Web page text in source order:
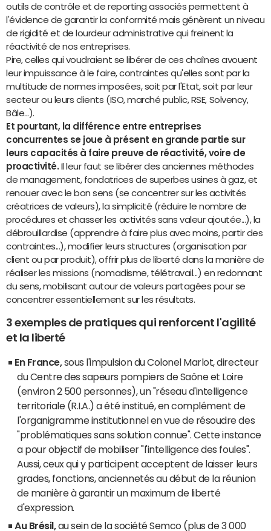
outils de contrôle et de reporting associés permettent à
l'évidence de garantir la conformité mais génèrent un niveau
de rigidité et de lourdeur administrative qui freinent la
réactivité de nos entreprises.
Pire, celles qui voudraient se libérer de ces chaînes avouent
leur impuissance à le faire, contraintes qu'elles sont par la
multitude de normes imposées, soit par l'Etat, soit par leur
secteur ou leurs clients (ISO, marché public, RSE, Solvency,
Bâle...).
Et pourtant, la différence entre entreprises
concurrentes se joue à présent en grande partie sur
leurs capacités à faire preuve de réactivité, voire de
proactivité. Il leur faut se libérer des anciennes méthodes
de management, fondatrices de superbes usines à gaz, et
renouer avec le bon sens (se concentrer sur les activités
créatrices de valeurs), la simplicité (réduire le nombre de
procédures et chasser les activités sans valeur ajoutée...), la
débrouillardise (apprendre à faire plus avec moins, partir des
contraintes...), modifier leurs structures (organisation par
client ou par produit), offrir plus de liberté dans la manière de
réaliser les missions (nomadisme, télétravail...) en redonnant
du sens, mobilisant autour de valeurs partagées pour se
concentrer essentiellement sur les résultats.
3 exemples de pratiques qui renforcent l'agilité
et la liberté
En France, sous l'impulsion du Colonel Marlot, directeur
du Centre des sapeurs pompiers de Saône et Loire
(environ 2 500 personnes), un "réseau d'intelligence
territoriale (R.I.A.) a été institué, en complément de
l'organigramme institutionnel en vue de résoudre des
"problématiques sans solution connue". Cette instance
a pour objectif de mobiliser "l'intelligence des foules".
Aussi, ceux qui y participent acceptent de laisser leurs
grades, fonctions, anciennetés au début de la réunion
de manière à garantir un maximum de liberté
d'expression.
Au Brésil,
au sein de la société Semco (plus de 3 000